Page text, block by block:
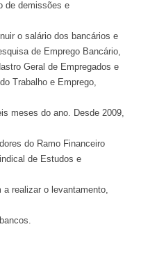
de demissões e
o salário dos bancários e
de Emprego Bancário,
Geral de Empregados e
Trabalho e Emprego,
meses do ano. Desde 2009,
do Ramo Financeiro
de Estudos e
realizar o levantamento,